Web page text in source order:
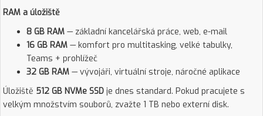
RAM a úložiště
8 GB RAM — základní kancelářská práce, web, e-mail
16 GB RAM — komfort pro multitasking, velké tabulky,
Teams + prohlížeč
32 GB RAM — vývojáři, virtuální stroje, náročné aplikace
Úložiště 512 GB NVMe SSD je dnes standard. Pokud pracujete s
velkým množstvím souborů, zvažte 1 TB nebo externí disk.